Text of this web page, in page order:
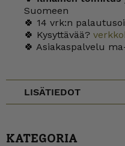
Suomeen
🍀 14 vrk:n
🍀 Kysyttävää?
🍀 Asiakaspalvelu
LISÄTIEDOT
KATEGORIA